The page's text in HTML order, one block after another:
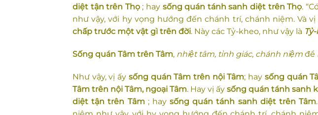
diệt tận trên Thọ; hay sống quán tánh sanh diệt trên Thọ.
như vậy, với hy vọng hướng đến chánh trí, chánh niệm. Và vị
chấp trước một vật gì trên đời. Này các Tỷ-kheo, như vậy là
Sống quán Tâm trên Tâm, nhiệt tâm, tỉnh giác, chánh niệm để
Như vậy, vị ấy sống quán Tâm trên nội Tâm; hay sống quán
Tâm trên nội Tâm, ngoại Tâm. Hay vị ấysống quán tánh sanh
diệt tận trên Tâm; haysống quán tánh sanh diệt trên Tâm